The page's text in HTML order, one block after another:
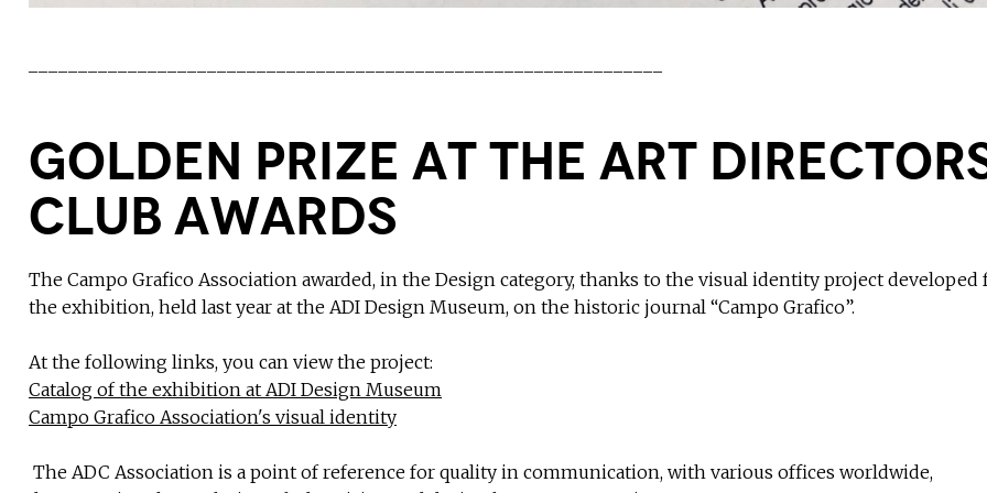
Golden prize at the Art
Club Awards
The Campo Grafico Association awarded, in the Design category, thanks to the visual identity project developed
the exhibition, held last year at the ADI Design Museum, on the historic journal “Campo Grafico”.
At the following links, you can view the project:
Catalog of the exhibition at ADI Design Museum
Campo Grafico Association's visual identity
​​​​​​​ The ADC Association is a point of reference for quality in communication, with various offices worldwide,